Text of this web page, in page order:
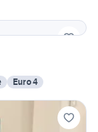
Euro 4